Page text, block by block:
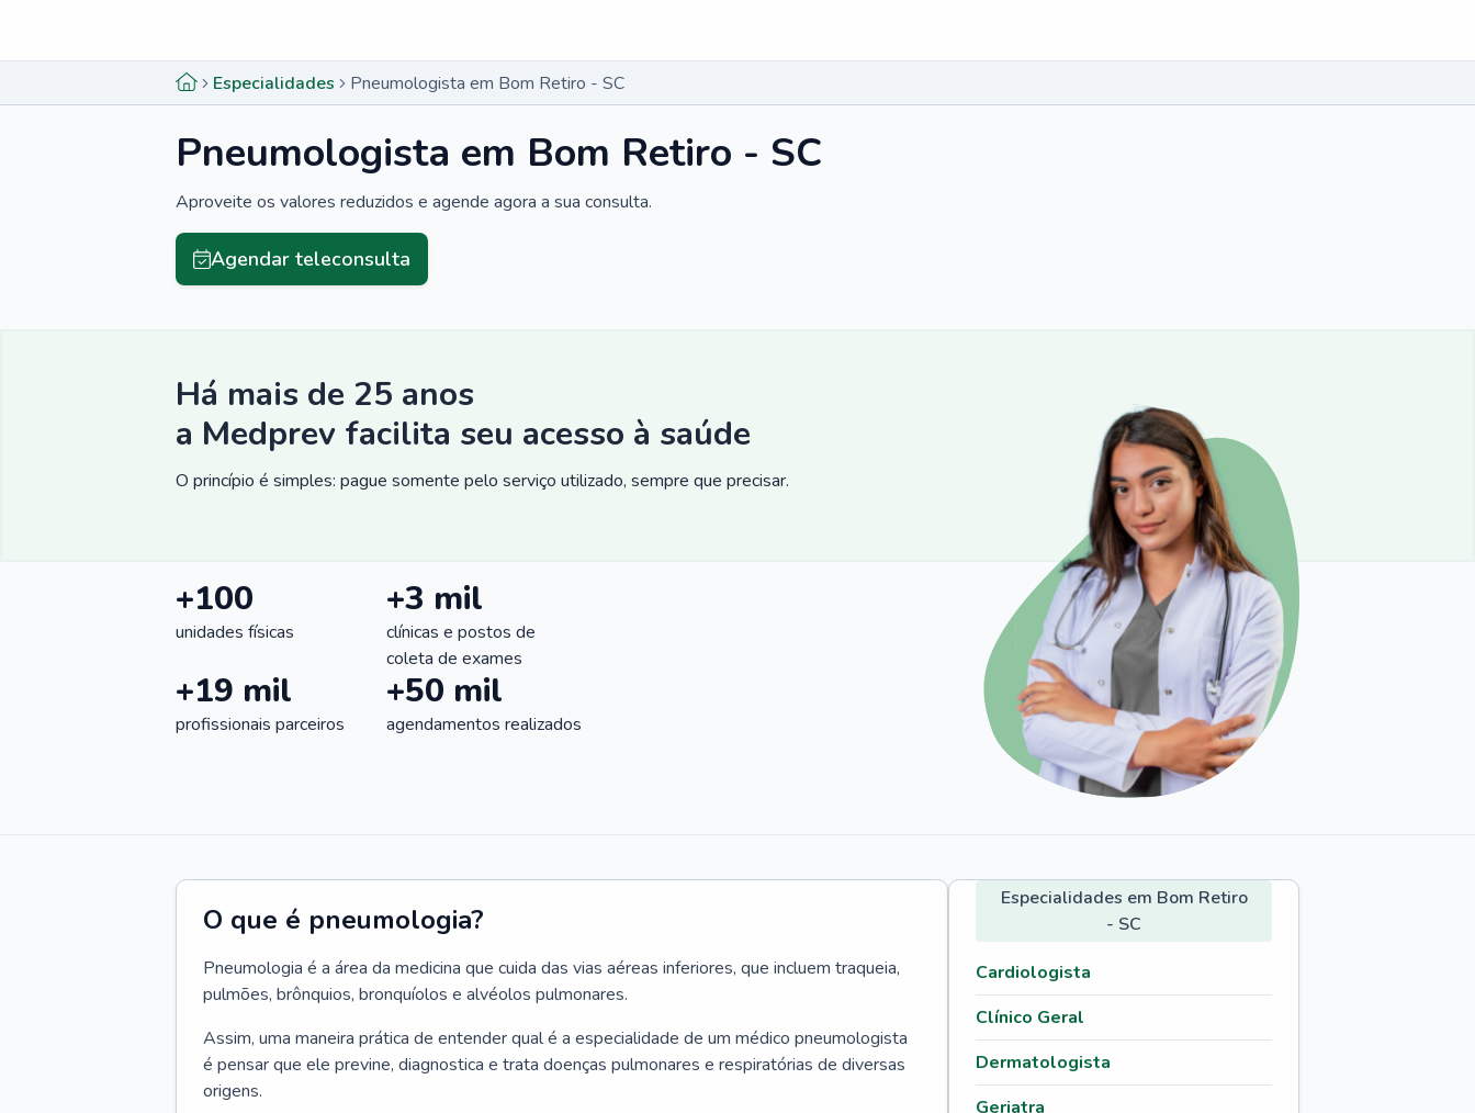
Especialidades Pneumologista em Bom Retiro - SC
Pneumologista em Bom Retiro - SC
Aproveite os valores reduzidos e agende agora a sua consulta.
Agendar teleconsulta
Há mais de 25 anos
a Medprev facilita seu acesso à saúde
O princípio é simples: pague somente pelo serviço utilizado, sempre que precisar.
+100
unidades físicas
+3 mil
clínicas e postos de
coleta de exames
+19 mil
profissionais parceiros
+50 mil
agendamentos realizados
O que é pneumologia?
Pneumologia é a área da medicina que cuida das vias aéreas inferiores, que incluem traqueia,
pulmões, brônquios, bronquíolos e alvéolos pulmonares.
Assim, uma maneira prática de entender qual é a especialidade de um médico pneumologista
é pensar que ele previne, diagnostica e trata doenças pulmonares e respiratórias de diversas
origens.
Especialidades em Bom Retiro
- SC
Cardiologista
Clínico Geral
Dermatologista
Geriatra